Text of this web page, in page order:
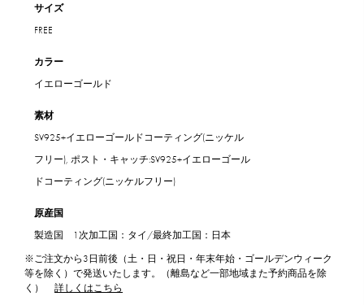
サイズ
FREE
カラー
イエローゴールド
素材
SV925+イエローゴールドコーティング(ニッケル
フリー), ポスト・キャッチ:SV925+イエローゴール
ドコーティング(ニッケルフリー)
原産国
製造国 1次加工国：タイ/最終加工国：日本
※ご注文から3日前後（土・日・祝日・年末年始・ゴールデンウィーク
等を除く）で発送いたします。（離島など一部地域また予約商品を除
く）
詳しくはこちら